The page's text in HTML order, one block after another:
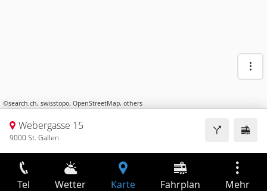
©search.ch, swisstopo, OpenStreetMap, others
Webergasse 15
9000 St. Gallen
Tel Wetter Karte Fahrplan Mehr